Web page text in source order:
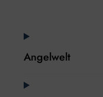
Angelwelt